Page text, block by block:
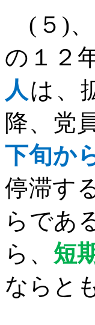
( ５ )
の１２
人 は、
降、党
下旬か
停滞す
らであ
ら、 短
ならと